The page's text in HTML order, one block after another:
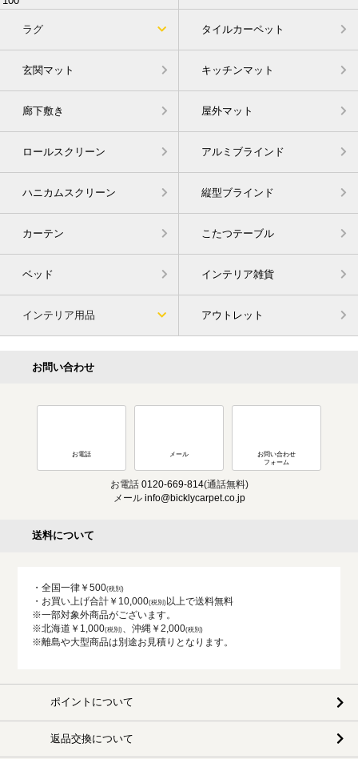
ラグ タイルカーペット
玄関マット キッチンマット
廊下敷き 屋外マット
ロールスクリーン アルミブラインド
ハニカムスクリーン 縦型ブラインド
カーテン こたつテーブル
ベッド インテリア雑貨
インテリア用品 アウトレット
お問い合わせ
お電話 メール
お問い合わせ
フォーム
お電話 0120-669-814(通話無料)
メール info@bicklycarpet.co.jp
送料について
・全国一律￥500
・お買い上げ合計￥10,000
以上で送料無料
※一部対象外商品がございます。
※北海道￥1,000
、沖縄￥2,000
※離島や大型商品は別途お見積りとなります。
ポイントについて
返品交換について